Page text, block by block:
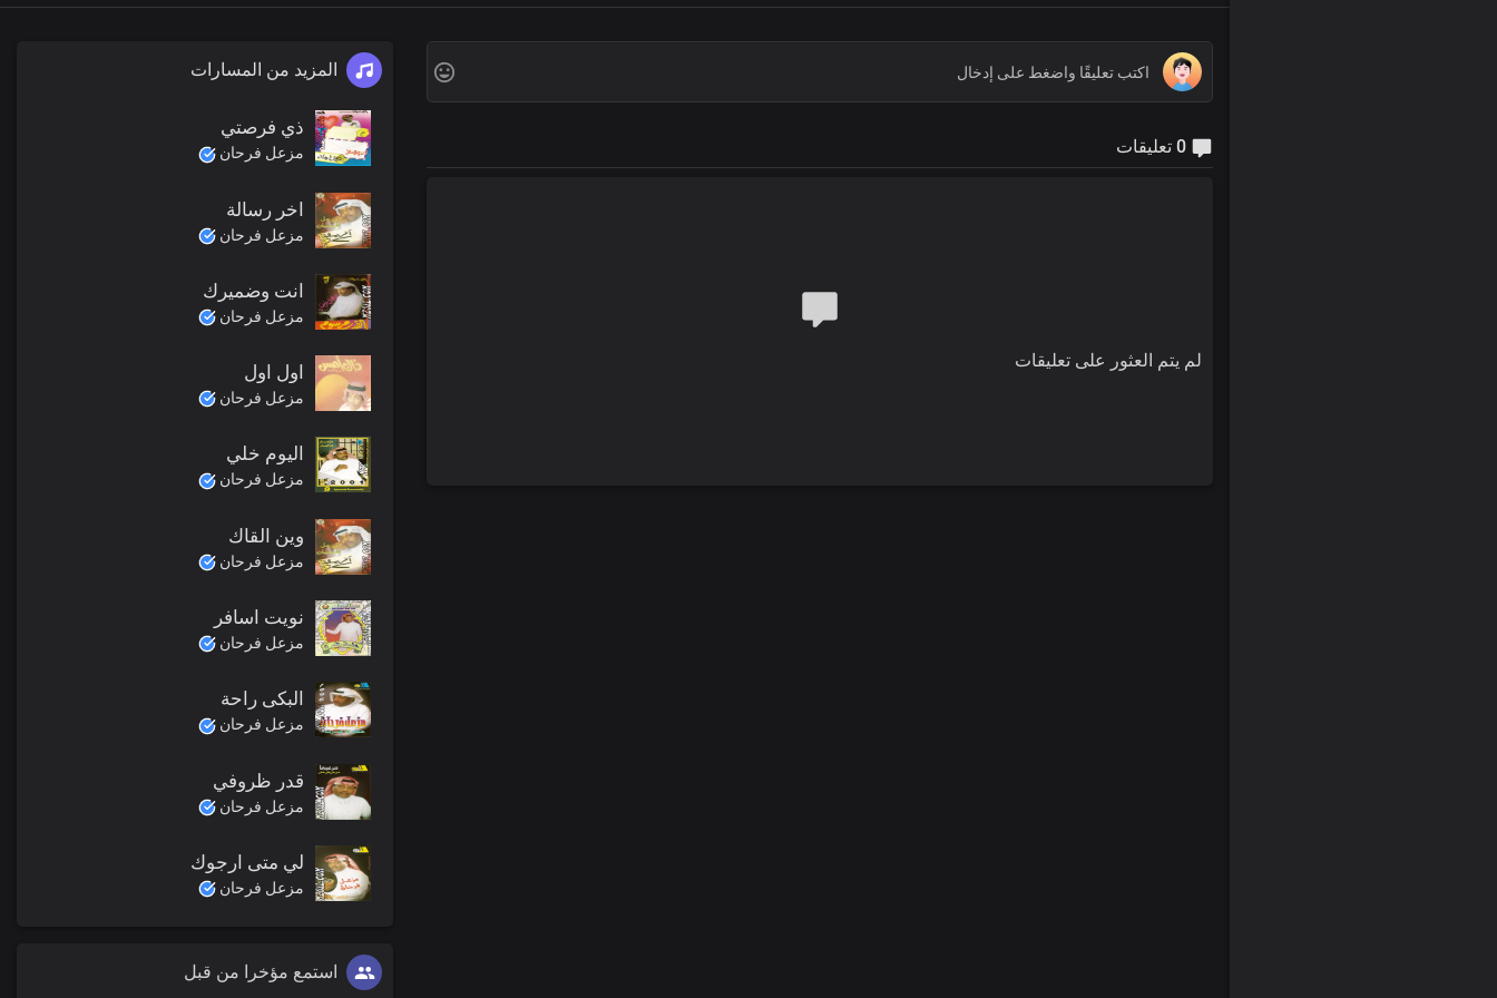
لم يتم العثور على تعليقات
المزيد من المسارات
ذي فرصتي
مزعل فرحان
اخر رسالة
مزعل فرحان
انت وضميرك
مزعل فرحان
اول اول
مزعل فرحان
اليوم خلي
مزعل فرحان
وين القاك
مزعل فرحان
نويت اسافر
مزعل فرحان
البكى راحة
مزعل فرحان
قدر ظروفي
مزعل فرحان
لي متى ارجوك
مزعل فرحان
استمع مؤخرا من قبل